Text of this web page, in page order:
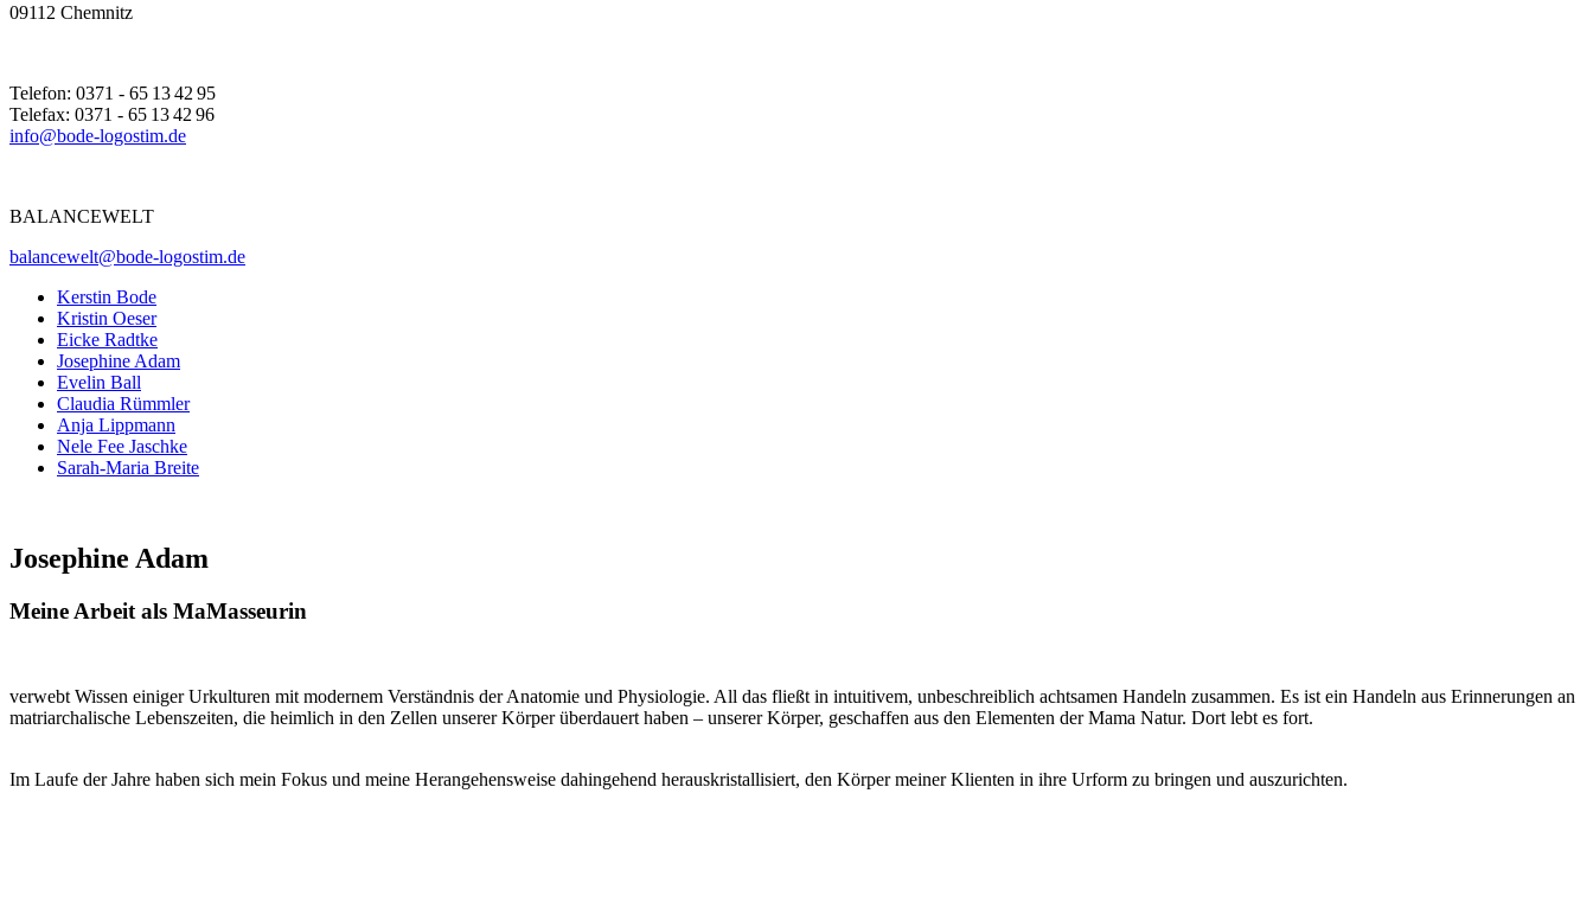
09112 Chemnitz
Telefon: 0371 - 65 13 42 95
Telefax: 0371 - 65 13 42 96
info@bode-logostim.de
BALANCEWELT
balancewelt@bode-logostim.de
Kerstin Bode
Kristin Oeser
Eicke Radtke
Josephine Adam
Evelin Ball
Claudia Rümmler
Anja Lippmann
Nele Fee Jaschke
Sarah-Maria Breite
Josephine Adam
Meine Arbeit als MaMasseurin
verwebt Wissen einiger Urkulturen mit modernem Verständnis der Anatomie und Physiologie. All das fließt in intuitivem, unbeschreiblich achtsamen Handeln zusammen. Es ist ein Handeln aus Erinnerungen an
matriarchalische Lebenszeiten, die heimlich in den Zellen unserer Körper überdauert haben – unserer Körper, geschaffen aus den Elementen der Mama Natur. Dort lebt es fort.
Im Laufe der Jahre haben sich mein Fokus und meine Herangehensweise dahingehend herauskristallisiert, den Körper meiner Klienten in ihre Urform zu bringen und auszurichten.